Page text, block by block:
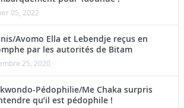
05, 2022
Avomo Ella et Lebendje reçus en
par les autorités de Bitam
25, 2020
Pédophilie/Me Chaka surpris
qu’il est pédophile !